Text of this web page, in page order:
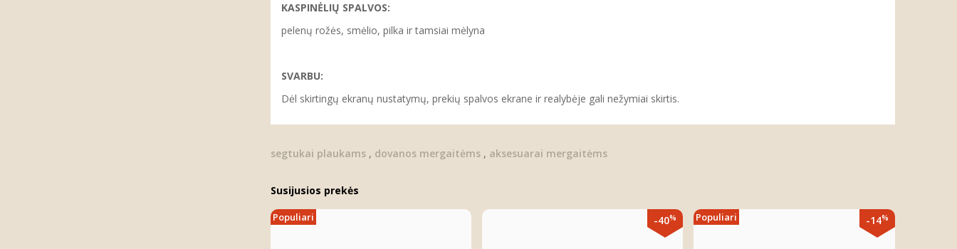
KASPINĖLIŲ SPALVOS:
pelenų rožės, smėlio, pilka ir tamsiai mėlyna
SVARBU:
Dėl skirtingų ekranų nustatymų, prekių spalvos ekrane ir realybėje gali nežymiai skirtis.
segtukai plaukams, dovanos mergaitėms, aksesuarai mergaitėms
Susijusios prekės
Populiari -40% Populiari -14%